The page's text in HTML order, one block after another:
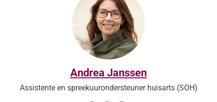
Andrea Janssen
Assistente en spreekuurondersteuner huisarts (SOH)